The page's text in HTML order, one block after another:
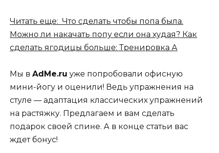
Читать еще: Что сделать чтобы попа была.
Можно ли накачать попу если она худая? Как
сделать ягодицы больше: Тренировка А
Мы в AdMe.ru уже попробовали офисную
мини-йогу и оценили! Ведь упражнения на
стуле — адаптация классических упражнений
на растяжку. Предлагаем и вам сделать
подарок своей спине. А в конце статьи вас
ждет бонус!